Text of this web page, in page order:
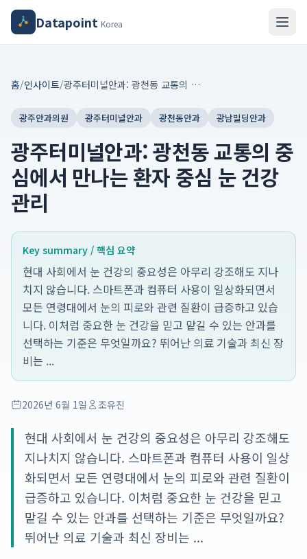
Datapoint Korea
홈/인사이트/ 광주터미널안과: 광천동 교통의 중심에서 만나는 환자 중심 눈 건강 관리
광주안과의원 광주터미널안과 광천동안과 광남빌딩안과
광주터미널안과: 광천동 교통의 중
심에서 만나는 환자 중심 눈 건강
관리
Key summary / 핵심 요약
현대 사회에서 눈 건강의 중요성은 아무리 강조해도 지나
치지 않습니다. 스마트폰과 컴퓨터 사용이 일상화되면서
모든 연령대에서 눈의 피로와 관련 질환이 급증하고 있습
니다. 이처럼 중요한 눈 건강을 믿고 맡길 수 있는 안과를
선택하는 기준은 무엇일까요? 뛰어난 의료 기술과 최신 장
비는 ...
2026년 6월 1일 조유진
현대 사회에서 눈 건강의 중요성은 아무리 강조해도
지나치지 않습니다. 스마트폰과 컴퓨터 사용이 일상
화되면서 모든 연령대에서 눈의 피로와 관련 질환이
급증하고 있습니다. 이처럼 중요한 눈 건강을 믿고
맡길 수 있는 안과를 선택하는 기준은 무엇일까요?
뛰어난 의료 기술과 최신 장비는 ...